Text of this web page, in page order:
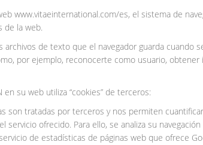
www.vitaeinternational.com/es, el sistema de
de la web.
archivos de texto que el navegador guarda
por ejemplo, reconocerte como usuario,
en su web utiliza “cookies” de terceros:
son tratadas por terceros y nos permiten
servicio ofrecido. Para ello, se analiza su
de estadísticas de páginas web que ofrece